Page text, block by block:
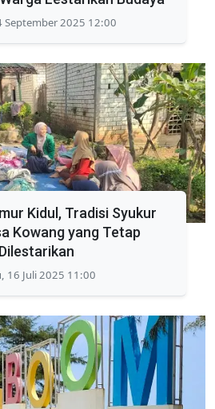
September 2025 12:00
Kidul, Tradisi Syukur
Kowang yang Tetap
Dilestarikan
16 Juli 2025 11:00